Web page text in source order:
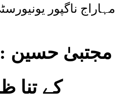
مہاراج ناگپور
مجتبیٰ حسین :
کے تنا